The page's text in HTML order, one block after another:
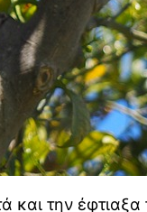
την έφτιαξα